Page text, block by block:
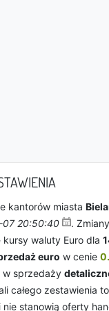
kantorów miasta
20:50:40
.
waluty Euro dla
euro w cenie
w sprzedaży
całego zestawienia to
stanowią oferty